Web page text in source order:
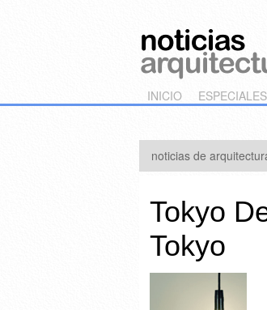
Main menu
Skip to primary content
Skip to secondary
INICIO ESPECIALES
noticias de
Tokyo
Tokyo